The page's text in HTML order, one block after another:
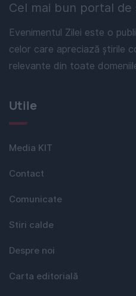
Cel mai bun portal de
Evenimentul Zilei este o
celor care apreciază știrile
relevante din toate
Utile
Media KIT
Contact
Comunicate
Stiri calde
Despre noi
Carta editorială